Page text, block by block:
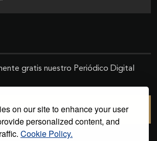
on our site to enhance your user
personalized content, and
Cookie Policy.
gratis nuestro Periódico Digital
SUSCRIBIRSE